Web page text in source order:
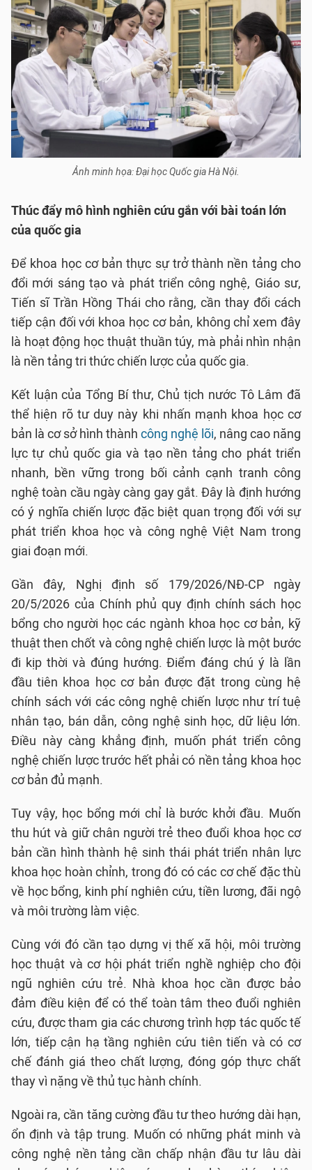
Ảnh minh họa: Đại học Quốc gia Hà Nội.
Thúc đẩy mô hình nghiên cứu gắn với bài toán lớn
của quốc gia
Để khoa học cơ bản thực sự trở thành nền tảng cho
đổi mới sáng tạo và phát triển công nghệ, Giáo sư,
Tiến sĩ Trần Hồng Thái cho rằng, cần thay đổi cách
tiếp cận đối với khoa học cơ bản, không chỉ xem đây
là hoạt động học thuật thuần túy, mà phải nhìn nhận
là nền tảng tri thức chiến lược của quốc gia.
Kết luận của Tổng Bí thư, Chủ tịch nước Tô Lâm đã
thể hiện rõ tư duy này khi nhấn mạnh khoa học cơ
bản là cơ sở hình thành công nghệ lõi, nâng cao năng
lực tự chủ quốc gia và tạo nền tảng cho phát triển
nhanh, bền vững trong bối cảnh cạnh tranh công
nghệ toàn cầu ngày càng gay gắt. Đây là định hướng
có ý nghĩa chiến lược đặc biệt quan trọng đối với sự
phát triển khoa học và công nghệ Việt Nam trong
giai đoạn mới.
Gần đây, Nghị định số 179/2026/NĐ-CP ngày
20/5/2026 của Chính phủ quy định chính sách học
bổng cho người học các ngành khoa học cơ bản, kỹ
thuật then chốt và công nghệ chiến lược là một bước
đi kịp thời và đúng hướng. Điểm đáng chú ý là lần
đầu tiên khoa học cơ bản được đặt trong cùng hệ
chính sách với các công nghệ chiến lược như trí tuệ
nhân tạo, bán dẫn, công nghệ sinh học, dữ liệu lớn.
Điều này càng khẳng định, muốn phát triển công
nghệ chiến lược trước hết phải có nền tảng khoa học
cơ bản đủ mạnh.
Tuy vậy, học bổng mới chỉ là bước khởi đầu. Muốn
thu hút và giữ chân người trẻ theo đuổi khoa học cơ
bản cần hình thành hệ sinh thái phát triển nhân lực
khoa học hoàn chỉnh, trong đó có các cơ chế đặc thù
về học bổng, kinh phí nghiên cứu, tiền lương, đãi ngộ
và môi trường làm việc.
Cùng với đó cần tạo dựng vị thế xã hội, môi trường
học thuật và cơ hội phát triển nghề nghiệp cho đội
ngũ nghiên cứu trẻ. Nhà khoa học cần được bảo
đảm điều kiện để có thể toàn tâm theo đuổi nghiên
cứu, được tham gia các chương trình hợp tác quốc tế
lớn, tiếp cận hạ tầng nghiên cứu tiên tiến và có cơ
chế đánh giá theo chất lượng, đóng góp thực chất
thay vì nặng về thủ tục hành chính.
Ngoài ra, cần tăng cường đầu tư theo hướng dài hạn,
ổn định và tập trung. Muốn có những phát minh và
công nghệ nền tảng cần chấp nhận đầu tư lâu dài